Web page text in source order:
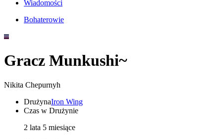
Wiadomości
Bohaterowie
Gracz Munkushi~
Nikita Chepurnyh
DrużynaIron Wing
Czas w Drużynie
2 lata 5 miesiące